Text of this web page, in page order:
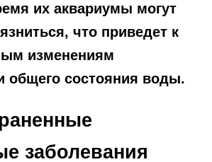
их аквариумы могут
что приведет к
изменениям
общего состояния воды.
заболевания